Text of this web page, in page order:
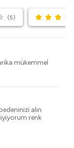
(5)
mükemmel
alın
renk